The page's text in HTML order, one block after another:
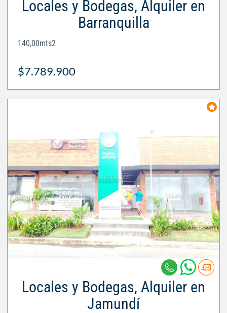
Locales y Bodegas, Alquiler en
Barranquilla
140,00mts2
$7.789.900
Locales y Bodegas, Alquiler en
Jamundí